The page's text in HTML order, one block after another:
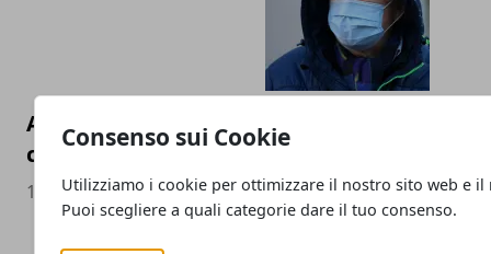
Consenso sui Cookie
Utilizziamo i cookie per ottimizzare il nostro sito web e il
Puoi scegliere a quali categorie dare il tuo consenso.
Abbigliamento antinfortunistico: i
cui servirsi
11/11/2024